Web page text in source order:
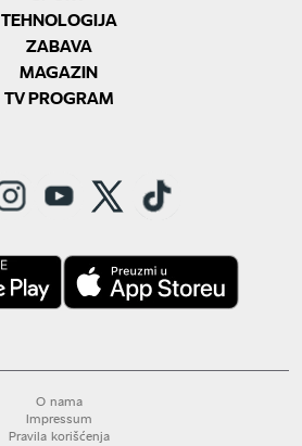
TEHNOLOGIJA
ZABAVA
MAGAZIN
TV PROGRAM
O nama
Impressum
Pravila korišćenja